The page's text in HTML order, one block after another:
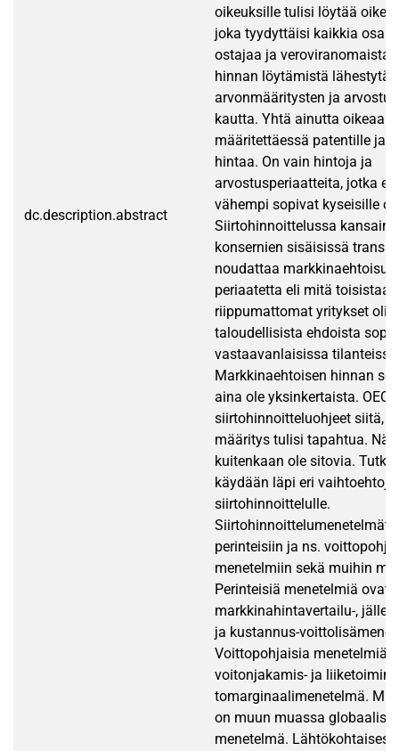
dc.description.abstract
oikeuksille tulisi löytää oikea
joka tyydyttäisi kaikkia
ostajaa ja veroviranomaista.
hinnan löytämistä
arvonmääritysten ja
kautta. Yhtä ainutta oikeaa
määritettäessä patentille ja
hintaa. On vain hintoja ja
arvostusperiaatteita, jotka
vähempi sopivat kyseisille
Siirtohinnoittelussa
konsernien sisäisissä
noudattaa
periaatetta eli mitä toisistaan
riippumattomat yritykset
taloudellisista ehdoista
vastaavanlaisissa
Markkinaehtoisen hinnan
aina ole yksinkertaista.
siirtohinnoitteluohjeet siitä,
määritys tulisi tapahtua.
kuitenkaan ole sitovia.
käydään läpi eri vaihtoehtoja
siirtohinnoittelulle.
Siirtohinnoittelumenetelmät
perinteisiin ja ns.
menetelmiin sekä muihin
Perinteisiä menetelmiä ovat
markkinahintavertailu-,
ja kustannus-
Voittopohjaisia menetelmiä
voitonjakamis- ja
tomarginaalimenetelmä.
on muun muassa
menetelmä.